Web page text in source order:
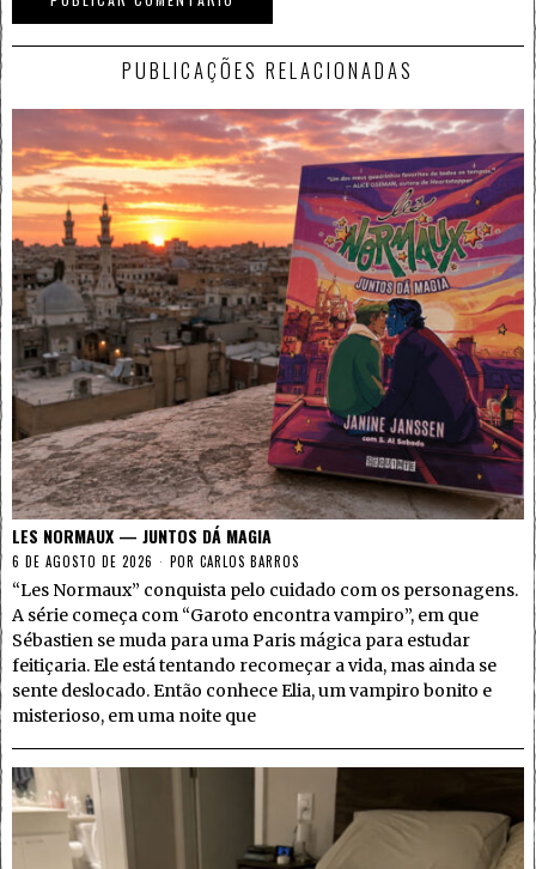
PUBLICAÇÕES RELACIONADAS
LES NORMAUX — JUNTOS DÁ MAGIA
6 DE AGOSTO DE 2026 POR CARLOS BARROS
“Les Normaux” conquista pelo cuidado com os personagens.
A série começa com “Garoto encontra vampiro”, em que
Sébastien se muda para uma Paris mágica para estudar
feitiçaria. Ele está tentando recomeçar a vida, mas ainda se
sente deslocado. Então conhece Elia, um vampiro bonito e
misterioso, em uma noite que